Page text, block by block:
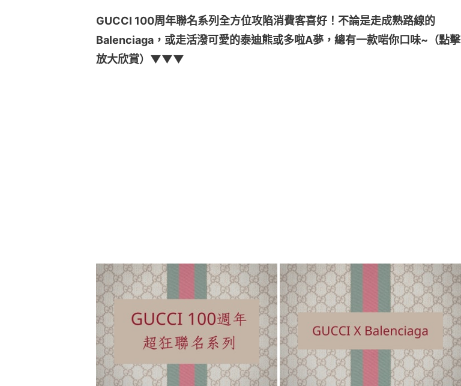
GUCCI 100周年聯名系列全方位攻陷消費客喜好！不論是走成熟路線的
Balenciaga，或走活潑可愛的泰迪熊或多啦A夢，總有一款啱你口味~（點擊
放大欣賞）▼▼▼